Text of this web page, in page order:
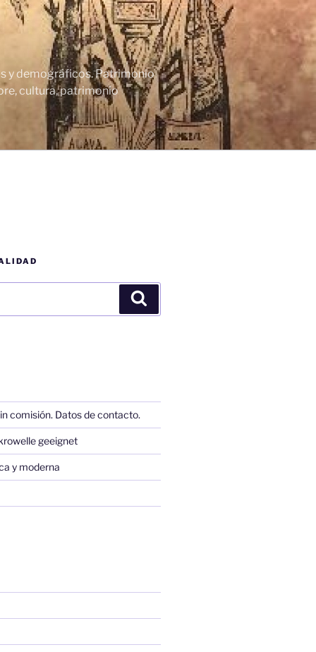
y demográficos. Patrimonio
cultura, patrimonio
comisión. Datos de contacto.
geeignet
y moderna